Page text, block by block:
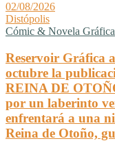
02/08/2026
Distópolis
Cómic & Novela Gráfica
Reservoir Gráfica
octubre la
REINA DE
por un laberinto
enfrentará a una
Reina de Otoño,